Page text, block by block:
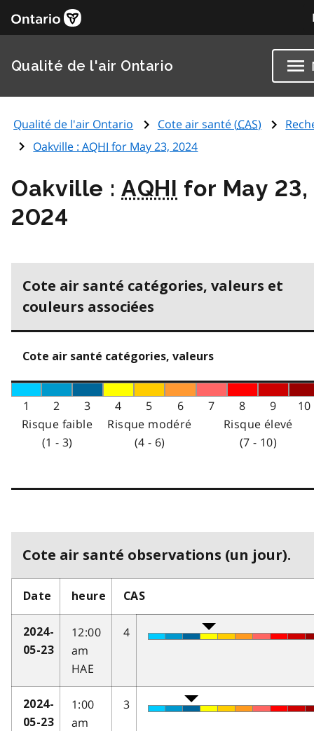
Qualité de l'air Ontario
Qualité de l'air Ontario Cote air santé (CAS)
Oakville :AQHI for May 23, 2024
Oakville :AQHI for May 23,
2024
Cote air santé catégories, valeurs et
couleurs associées
Cote air santé catégories, valeurs
1 2 3 4 5 6 7 8 9
10
Risque faible
(1 - 3)
Risque modéré
(4 - 6)
Risque élevé
(7 - 10)
Cote air santé observations (un jour).
Date heure CAS
2024-
05-23
12:00
am
HAE
4
2024-
05-23
1:00
am
3